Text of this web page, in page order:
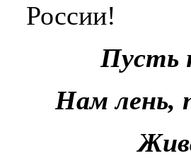
России!
Пусть
Нам лень,